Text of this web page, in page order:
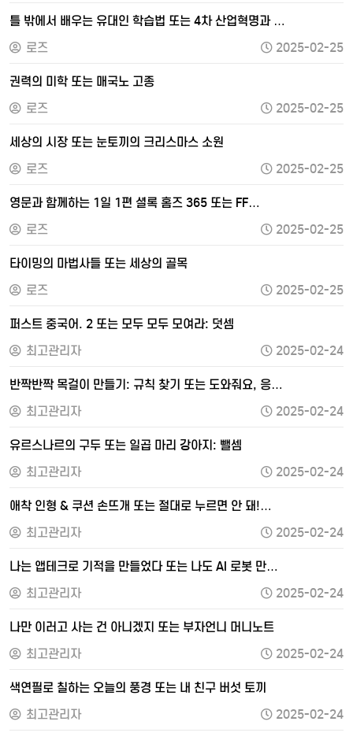
틀 밖에서 배우는 유대인 학습법 또는 4차 산업혁명과 …
로즈
2025-02-25
권력의 미학 또는 매국노 고종
로즈
2025-02-25
세상의 시장 또는 눈토끼의 크리스마스 소원
로즈
2025-02-25
영문과 함께하는 1일 1편 셜록 홈즈 365 또는 FF…
로즈
2025-02-25
타이밍의 마법사들 또는 세상의 골목
로즈
2025-02-25
퍼스트 중국어. 2 또는 모두 모두 모여라: 덧셈
최고관리자
2025-02-24
반짝반짝 목걸이 만들기: 규칙 찾기 또는 도와줘요, 응…
최고관리자
2025-02-24
유르스나르의 구두 또는 일곱 마리 강아지: 뺄셈
최고관리자
2025-02-24
애착 인형 & 쿠션 손뜨개 또는 절대로 누르면 안 돼!…
최고관리자
2025-02-24
나는 앱테크로 기적을 만들었다 또는 나도 AI 로봇 만…
최고관리자
2025-02-24
나만 이러고 사는 건 아니겠지 또는 부자언니 머니노트
최고관리자
2025-02-24
색연필로 칠하는 오늘의 풍경 또는 내 친구 버섯 토끼
최고관리자
2025-02-24